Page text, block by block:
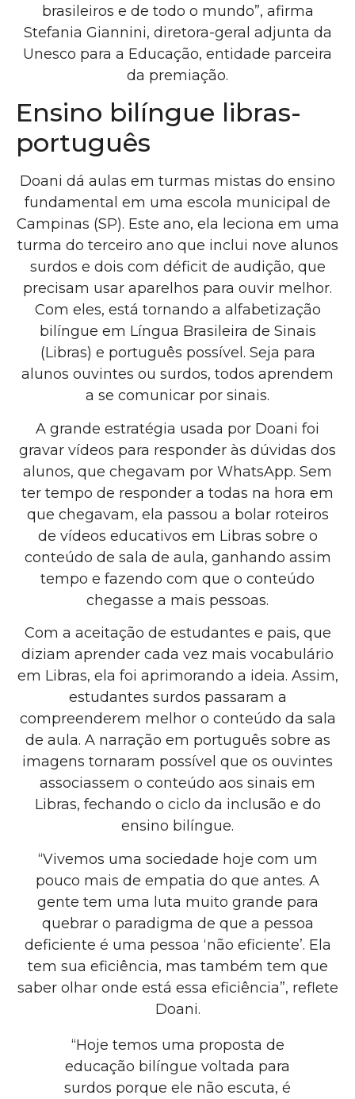
brasileiros e de todo o mundo”, afirma
Stefania Giannini, diretora-geral adjunta da
Unesco para a Educação, entidade parceira
da premiação.
Ensino bilíngue libras-
português
Doani dá aulas em turmas mistas do ensino
fundamental em uma escola municipal de
Campinas (SP). Este ano, ela leciona em uma
turma do terceiro ano que inclui nove alunos
surdos e dois com déficit de audição, que
precisam usar aparelhos para ouvir melhor.
Com eles, está tornando a alfabetização
bilíngue em Língua Brasileira de Sinais
(Libras) e português possível. Seja para
alunos ouvintes ou surdos, todos aprendem
a se comunicar por sinais.
A grande estratégia usada por Doani foi
gravar vídeos para responder às dúvidas dos
alunos, que chegavam por WhatsApp. Sem
ter tempo de responder a todas na hora em
que chegavam, ela passou a bolar roteiros
de vídeos educativos em Libras sobre o
conteúdo de sala de aula, ganhando assim
tempo e fazendo com que o conteúdo
chegasse a mais pessoas.
Com a aceitação de estudantes e pais, que
diziam aprender cada vez mais vocabulário
em Libras, ela foi aprimorando a ideia. Assim,
estudantes surdos passaram a
compreenderem melhor o conteúdo da sala
de aula. A narração em português sobre as
imagens tornaram possível que os ouvintes
associassem o conteúdo aos sinais em
Libras, fechando o ciclo da inclusão e do
ensino bilíngue.
“Vivemos uma sociedade hoje com um
pouco mais de empatia do que antes. A
gente tem uma luta muito grande para
quebrar o paradigma de que a pessoa
deficiente é uma pessoa ‘não eficiente’. Ela
tem sua eficiência, mas também tem que
saber olhar onde está essa eficiência”, reflete
Doani.
“Hoje temos uma proposta de
educação bilíngue voltada para
surdos porque ele não escuta, é